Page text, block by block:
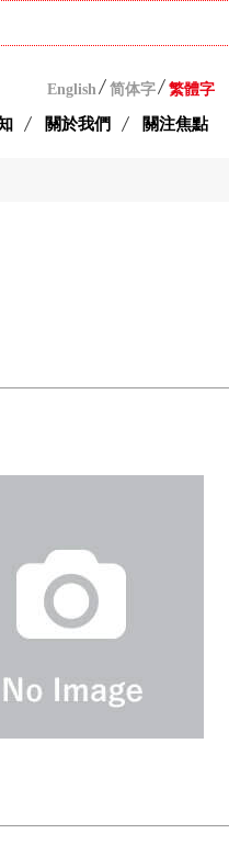
English 简体字 繁體字
關於我們 關注焦點